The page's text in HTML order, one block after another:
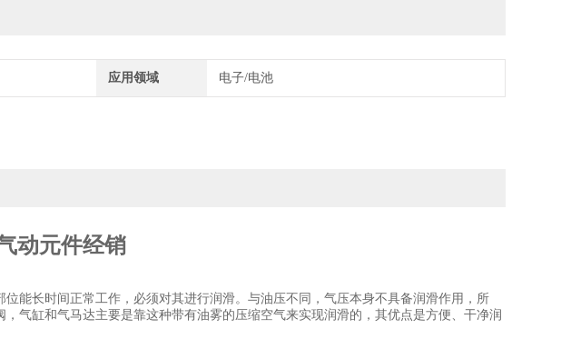
应用领域 电子/电池
动元件经销
能长时间正常工作，必须对其进行润滑。与油压不同，气压本身不具备润滑作用，所
气缸和气马达主要是靠这种带有油雾的压缩空气来实现润滑的，其优点是方便、干净润